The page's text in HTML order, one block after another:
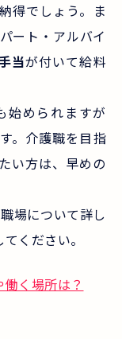
得でしょう。ま
ート・アルバイ
当が付いて給料
始められますが
。介護職を目指
い方は、早めの
場について詳し
ください。
く場所は？